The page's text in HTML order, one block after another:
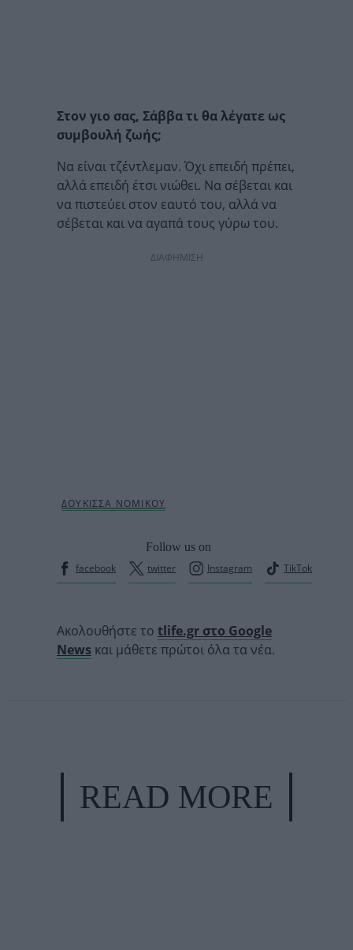
Στον γιο σας, Σάββα τι θα λέγατε ως
συμβουλή ζωής;
Να είναι τζέντλεμαν. Όχι επειδή πρέπει,
αλλά επειδή έτσι νιώθει. Να σέβεται και
να πιστεύει στον εαυτό του, αλλά να
σέβεται και να αγαπά τους γύρω του.
ΔΙΑΦΗΜΙΣΗ
Follow us on
facebook
twitter Instagram TikTok
Ακολουθήστε το tlife.gr στο Google
News και μάθετε πρώτοι όλα τα νέα.
READ MORE